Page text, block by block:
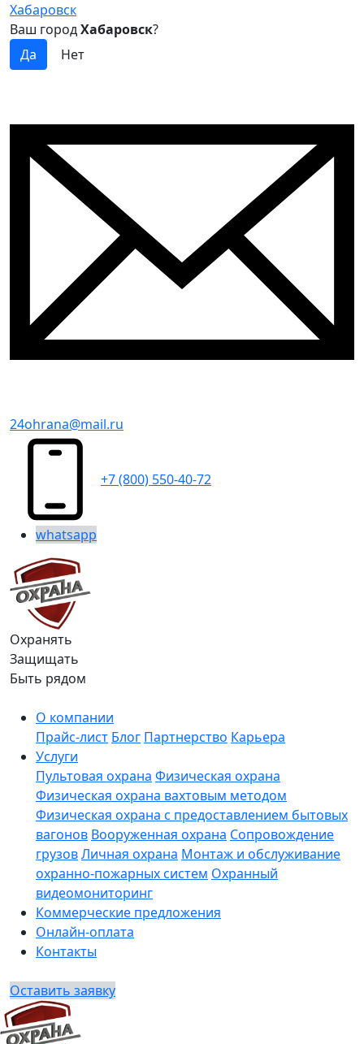
Хабаровск
Ваш городХабаровск?
24ohrana@mail.ru
+7 (800) 550-40-72
whatsapp
Охранять
Защищать
Быть рядом
О компании
Прайс-лист Блог Партнерство Карьера
Услуги
Пультовая охрана Физическая охрана
Физическая охрана вахтовым методом
Физическая охрана с предоставлением бытовых
вагонов Вооруженная охрана Сопровождение
грузовЛичная охрана Монтаж и обслуживание
охранно-пожарных систем Охранный
видеомониторинг
Коммерческие предложения
Онлайн-оплата
Контакты
Оставить заявку